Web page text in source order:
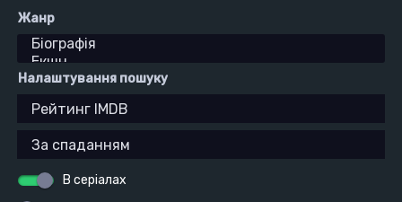
Жанр
Налаштування пошуку
В серіалах